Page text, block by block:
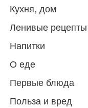
Кухня, дом
Ленивые рецепты
Напитки
О еде
Первые блюда
Польза и вред